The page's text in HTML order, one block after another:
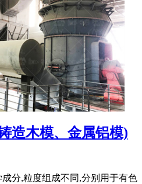
造木模、金属铝模)
分,粒度组成不同,分别用于有色